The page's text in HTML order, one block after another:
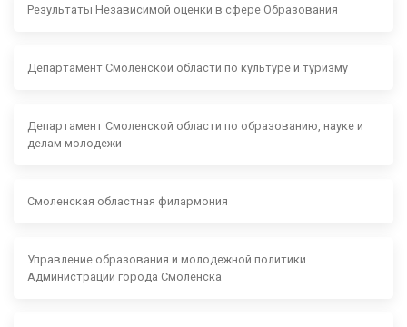
Результаты Независимой оценки в сфере Образования
Департамент Смоленской области по культуре и туризму
Департамент Смоленской области по образованию, науке и
делам молодежи
Смоленская областная филармония
Управление образования и молодежной политики
Администрации города Смоленска